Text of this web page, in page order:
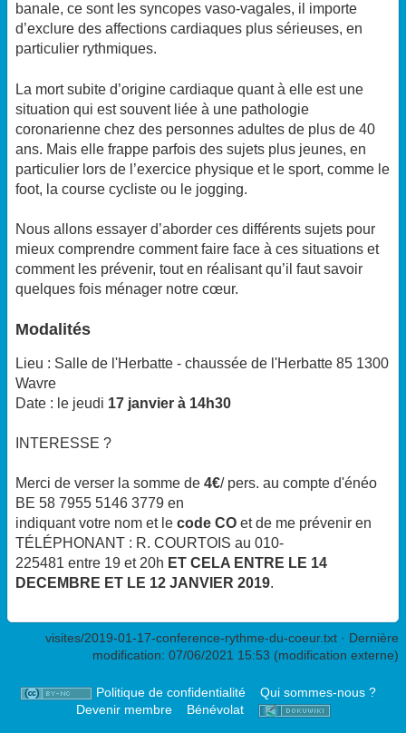
banale, ce sont les syncopes vaso-vagales, il importe
d’exclure des affections cardiaques plus sérieuses, en
particulier rythmiques.
La mort subite d’origine cardiaque quant à elle est une
situation qui est souvent liée à une pathologie
coronarienne chez des personnes adultes de plus de 40
ans. Mais elle frappe parfois des sujets plus jeunes, en
particulier lors de l’exercice physique et le sport, comme le
foot, la course cycliste ou le jogging.
Nous allons essayer d’aborder ces différents sujets pour
mieux comprendre comment faire face à ces situations et
comment les prévenir, tout en réalisant qu’il faut savoir
quelques fois ménager notre cœur.
Modalités
Lieu : Salle de l'Herbatte - chaussée de l'Herbatte 85 1300
Wavre
Date : le jeudi 17 janvier à 14h30
INTERESSE ?
Merci de verser la somme de 4€/ pers. au compte d'énéo
BE 58 7955 5146 3779 en
indiquant votre nom et le code CO et de me prévenir en
TÉLÉPHONANT : R. COURTOIS au 010-
225481 entre 19 et 20h ET CELA ENTRE LE 14
DECEMBRE ET LE 12 JANVIER 2019.
visites/2019-01-17-conference-rythme-du-coeur.txt · Dernière
modification: 07/06/2021 15:53 (modification externe)
Politique de confidentialité
Qui sommes-nous ?
Devenir membre
Bénévolat